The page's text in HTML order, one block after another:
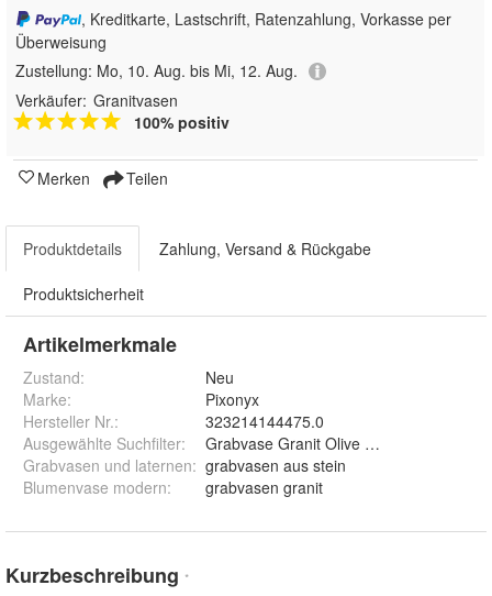
, Kreditkarte, Lastschrift, Ratenzahlung, Vorkasse per
Überweisung
Zustellung: Mo, 10. Aug. bis Mi, 12. Aug.
Verkäufer: Granitvasen
100% positiv
Merken Teilen
Produktdetails Zahlung, Versand & Rückgabe
Produktsicherheit
Artikelmerkmale
Zustand:
Neu
Marke:
Pixonyx
Hersteller Nr.:
323214144475.0
Ausgewählte Suchfilter:
Grabvase Granit Olive green
Grabvasen und laternen: grabvasen aus stein
Blumenvase modern: grabvasen granit
Kurzbeschreibung *